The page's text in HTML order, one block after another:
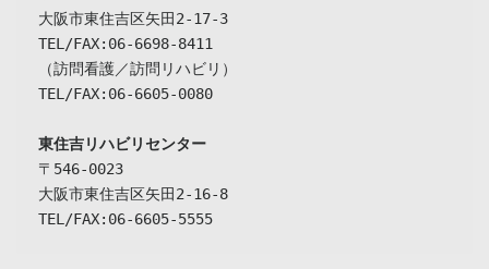
大阪市東住吉区矢田2-17-3
TEL/FAX:06-6698-8411
（訪問看護／訪問リハビリ）
TEL/FAX:06-6605-0080
東住吉リハビリセンター
〒546-0023
大阪市東住吉区矢田2-16-8
TEL/FAX:06-6605-5555